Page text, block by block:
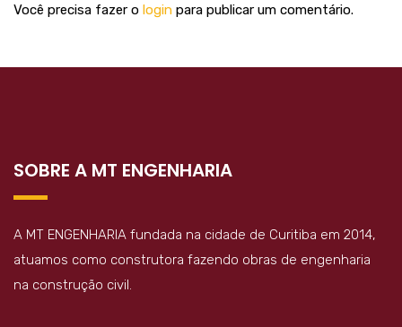
Você precisa fazer o login para publicar um comentário.
SOBRE A MT ENGENHARIA
A MT ENGENHARIA fundada na cidade de Curitiba em 2014,
atuamos como construtora fazendo obras de engenharia
na construção civil.